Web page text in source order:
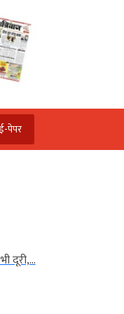
पेपर
दूरी,...